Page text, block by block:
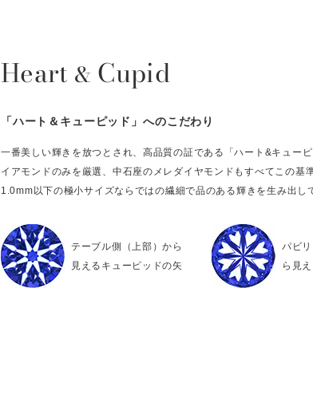
Heart & Cupid
「ハート＆キューピッド」へのこだわり
一番美しい輝きを放つとされ、高品質の証である「ハート&キュー
イアモンドのみを厳選、中石座のメレダイヤモンドもすべてこの基
1.0mm以下の極小サイズならではの繊細で品のある輝きを生み出し
テーブル側（上部）から
見えるキューピッドの矢
パビ
ら見